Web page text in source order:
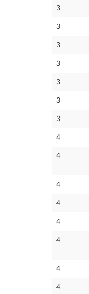
3
3
3
3
3
3
3
4
4
4
4
4
4
4
4